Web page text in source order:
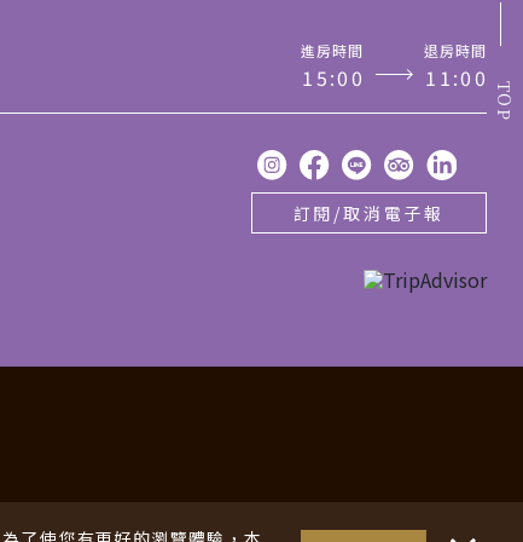
・・
TOP
進房時間
15:00
退房時間
1 1:00
訂閱/取消電子報